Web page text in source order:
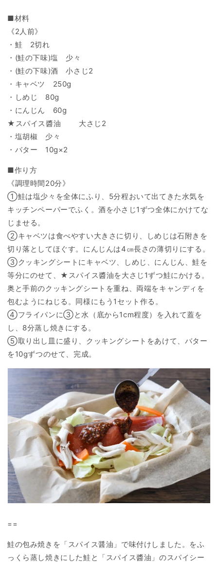
■材料
《2人前》
・鮭 2切れ
・(鮭の下味)塩 少々
・(鮭の下味)酒 小さじ2
・キャベツ 250g
・しめじ 80g
・にんじん 60g
★スパイス醬油 大さじ2
・塩胡椒 少々
・バター 10g×2
■作り方
《調理時間20分》
①鮭は塩少々を全体にふり、5分程おいて出てきた水気を
キッチンペーパーでふく。酒を小さじ1ずつ全体にかけてな
じませる。
②キャベツは食べやすい大きさに切り、しめじは石附きを
切り落としてほぐす。にんじんは4㎝長さの薄切りにする。
③クッキングシートにキャベツ、しめじ、にんじん、鮭を
等分にのせて、★スパイス醬油を大さじ1ずつ鮭にかける。
奥と手前のクッキングシートを重ね、両端をキャンディを
包むようにねじる。同様にもう1セット作る。
④フライパンに③と水（底から1cm程度）を入れて蓋を
し、8分蒸し焼きにする。
⑤取り出し皿に盛り、クッキングシートをあけて、バター
を10gずつのせて、完成。
==
鮭の包み焼きを「スパイス醤油」で味付けしました。をふ
っくら蒸し焼きにした鮭と「スパイス醬油」のスパイシー